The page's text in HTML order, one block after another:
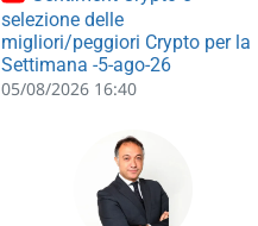
selezione delle
migliori/peggiori Crypto per la
Settimana -5-ago-26
05/08/2026 16:40